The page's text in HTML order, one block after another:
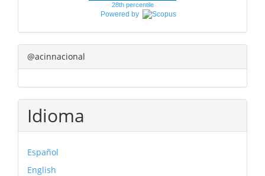
28th percentile
Powered by
@acinnacional
Idioma
Español
English